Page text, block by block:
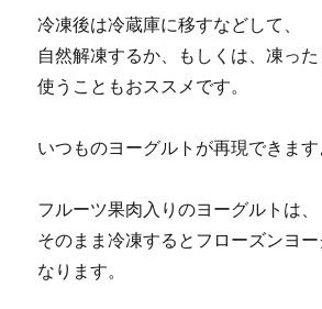
冷凍後は冷蔵庫に移すなどして、
自然解凍するか、もしくは、凍った
使うこともおススメです。
いつものヨーグルトが再現できます
フルーツ果肉入りのヨーグルトは、
そのまま冷凍するとフローズンヨ
なります。